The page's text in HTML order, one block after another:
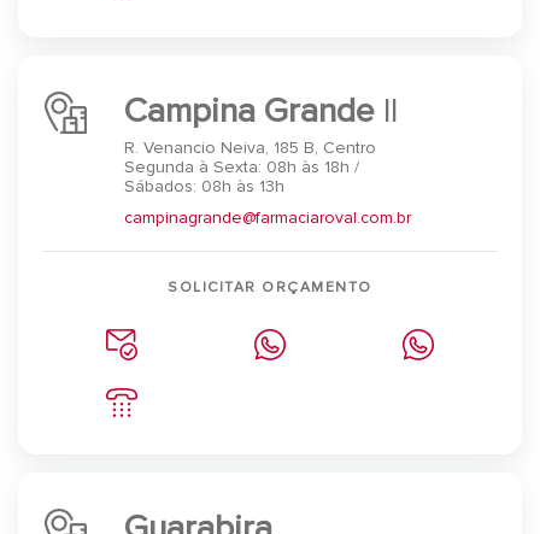
Campina Grande II
R. Venancio Neiva, 185 B, Centro
Segunda à Sexta: 08h às 18h /
Sábados: 08h às 13h
campinagrande@farmaciaroval.com.br
SOLICITAR ORÇAMENTO